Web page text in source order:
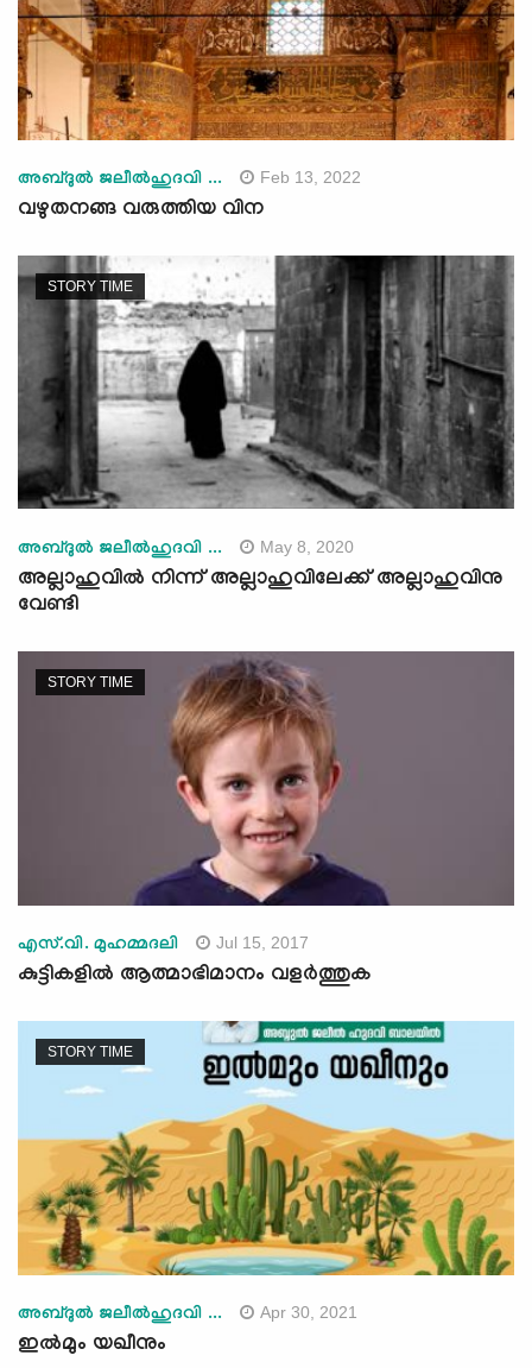
അബ്ദുല്‍ ജലീല്‍ഹുദവി ... Feb 13, 2022
വഴുതനങ്ങ വരുത്തിയ വിന
STORY TIME
അബ്ദുല്‍ ജലീല്‍ഹുദവി ... May 8, 2020
അല്ലാഹുവിൽ നിന്ന് അല്ലാഹുവിലേക്ക് അല്ലാഹുവിനു
വേണ്ടി
STORY TIME
എസ്.വി. മുഹമ്മദലി Jul 15, 2017
കുട്ടികളില്‍ ആത്മാഭിമാനം വളര്‍ത്തുക
STORY TIME
അബ്ദുല്‍ ജലീല്‍ഹുദവി ... Apr 30, 2021
ഇൽമും യഖീനും